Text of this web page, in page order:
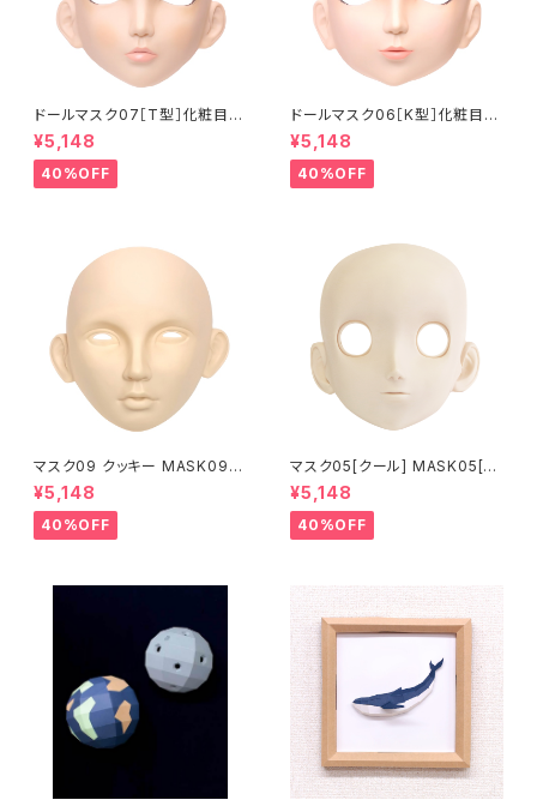
ドールマスク07［T型］化粧目穴
処理済 MASK07 [DOLL T] O
pening eye hole and make
up
¥5,148
40%OFF
ドールマスク06［K型］化粧目穴
処理 MASK06 [DOLL K] Op
ening eye hole and make
up
¥5,148
40%OFF
マスク09 クッキー MASK09
“COOKIE”
¥5,148
40%OFF
マスク05[クール] MASK05[C
OOL]
¥5,148
40%OFF